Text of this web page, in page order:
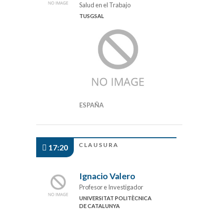
Salud en el Trabajo
TUSGSAL
ESPAÑA
17:20 CLAUSURA
Ignacio Valero
Profesor e Investigador
UNIVERSITAT POLITÈCNICA
DE CATALUNYA